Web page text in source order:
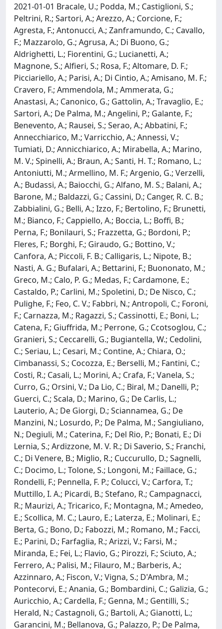
2021-01-01 Bracale, U.; Podda, M.; Castiglioni, S.;
Peltrini, R.; Sartori, A.; Arezzo, A.; Corcione, F.;
Agresta, F.; Antonucci, A.; Zanframundo, C.; Cavallo,
F.; Mazzarolo, G.; Agrusa, A.; Di Buono, G.;
Aldrighetti, L.; Fiorentini, G.; Lucianetti, A.;
Magnone, S.; Alfieri, S.; Rosa, F.; Altomare, D. F.;
Picciariello, A.; Parisi, A.; Di Cintio, A.; Amisano, M. F.;
Cravero, F.; Ammendola, M.; Ammerata, G.;
Anastasi, A.; Canonico, G.; Gattolin, A.; Travaglio, E.;
Sartori, A.; De Palma, M.; Angelini, P.; Galante, F.;
Benevento, A.; Rausei, S.; Serao, A.; Abbatini, F.;
Annecchiarico, M.; Varricchio, A.; Annessi, V.;
Tumiati, D.; Annicchiarico, A.; Mirabella, A.; Marino,
M. V.; Spinelli, A.; Braun, A.; Santi, H. T.; Romano, L.;
Antoniutti, M.; Armellino, M. F.; Argenio, G.; Verzelli,
A.; Budassi, A.; Baiocchi, G.; Alfano, M. S.; Balani, A.;
Barone, M.; Baldazzi, G.; Cassini, D.; Canger, R. C. B.;
Zabbialini, G.; Belli, A.; Izzo, F.; Bertolino, F.; Brunetti,
M.; Bianco, F.; Cappiello, A.; Boccia, L.; Boffi, B.;
Perna, F.; Bonilauri, S.; Frazzetta, G.; Bordoni, P.;
Fleres, F.; Borghi, F.; Giraudo, G.; Bottino, V.;
Canfora, A.; Piccoli, F. B.; Calligaris, L.; Nipote, B.;
Nasti, A. G.; Bufalari, A.; Bettarini, F.; Buononato, M.;
Greco, M.; Calo, P. G.; Medas, F.; Cardamone, E.;
Castaldo, P.; Carlini, M.; Spoletini, D.; De Nisco, C.;
Pulighe, F.; Feo, C. V.; Fabbri, N.; Antropoli, C.; Foroni,
F.; Carnazza, M.; Ragazzi, S.; Cassinotti, E.; Boni, L.;
Catena, F.; Giuffrida, M.; Perrone, G.; Ccotsoglou, C.;
Granieri, S.; Ceccarelli, G.; Bugiantella, W.; Cedolini,
C.; Seriau, L.; Cesari, M.; Contine, A.; Chiara, O.;
Cimbanassi, S.; Cocozza, E.; Berselli, M.; Fantini, C.;
Costi, R.; Casali, L.; Morini, A.; Crafa, F.; Vanela, S.;
Curro, G.; Orsini, V.; Da Lio, C.; Biral, M.; Danelli, P.;
Guerci, C.; Scala, D.; Marino, G.; De Carlis, L.;
Lauterio, A.; De Giorgi, D.; Sciannamea, G.; De
Manzini, N.; Losurdo, P.; De Palma, M.; Sangiuliano,
N.; Degiuli, M.; Caterina, F.; Del Rio, P.; Bonati, E.; Di
Lernia, S.; Ardizzone, M. V. R.; Di Saverio, S.; Franchi,
C.; Di Venere, B.; Miglio, R.; Cuccurullo, D.; Sagnelli,
C.; Docimo, L.; Tolone, S.; Longoni, M.; Faillace, G.;
Rondelli, F.; Pennella, F. P.; Colucci, V.; Carfora, T.;
Muttillo, I. A.; Picardi, B.; Stefano, R.; Campagnacci,
R.; Maurizi, A.; Tricarico, F.; Montagna, M.; Amedeo,
E.; Scollica, M. C.; Lauro, E.; Laterza, E.; Molinari, E.;
Berta, G.; Bono, D.; Fabozzi, M.; Romano, M.; Facci,
E.; Parini, D.; Farfaglia, R.; Arizzi, V.; Farsi, M.;
Miranda, E.; Fei, L.; Flavio, G.; Pirozzi, F.; Sciuto, A.;
Ferrero, A.; Palisi, M.; Filauro, M.; Barberis, A.;
Azzinnaro, A.; Fiscon, V.; Vigna, S.; D'Ambra, M.;
Pontecorvi, E.; Anania, G.; Bombardini, C.; Galizia, G.;
Auricchio, A.; Cardella, F.; Genna, M.; Gentilli, S.;
Herald, N.; Castagnoli, G.; Bartoli, A.; Gianotti, L.;
Garancini, M.; Bellanova, G.; Palazzo, P.; De Palma,